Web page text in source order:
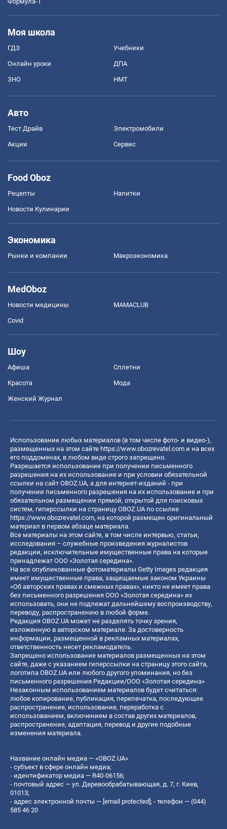
Моя школа
ГДЗ Учебники
Онлайн уроки ДПА
ЗНО НМТ
Авто
Тест Драйв Электромобили
Акции Сервис
Food Oboz
Рецепты Напитки
Новости Кулинарии
Экономика
Рынки и компании Mакроэкономика
MedOboz
Новости медицины MAMACLUB
Covid
Шоу
Афиша Сплетни
Красота Мода
Женский Журнал
Использование любых материалов (в том числе фото- и видео-),
размещенных на этом сайте https://www.obozrevatel.com и на всех
его поддоменах, в любом виде строго запрещено.
Разрешается использование при получении письменного
разрешения на их использование и при условии обязательной
ссылки на сайт OBOZ.UA, а для интернет-изданий - при
получении письменного разрешения на их использование и при
обязательном размещении прямой, открытой для поисковых
систем, гиперссылки на страницу OBOZ.UA по ссылке
https://www.obozrevatel.com, на которой размещен оригинальный
материал в первом абзаце материала.
Все материалы на этом сайте, в том числе интервью, статьи,
исследования – служебные произведения журналистов
редакции, исключительные имущественные права на которые
принадлежат ООО «Золотая середина».
На все опубликованные фотоматериалы Getty Images редакция
имеет имущественные права, защищаемые законом Украины
«Об авторских правах и смежных правах», никто не имеет права
без письменного разрешения ООО «Золотая середина» их
использовать, они не подлежат дальнейшему воспроизводству,
переводу, распространению в любой форме.
Редакция OBOZ.UA может не разделять точку зрения,
изложенную в авторском материале. За достоверность
информации, размещенной в рекламных материалах,
ответственность несет рекламодатель.
Запрещено использование материалов размещенных на этом
сайте, даже с указанием гиперссылки на страницу этого сайта,
логотипа OBOZ.UA или любого другого упоминания, но без
письменного разрешения Редакции/ООО «Золотая середина»
Незаконным использованием материалов будет считаться:
любое копирование, публикация, перепечатка, последующее
распространение, использование, переработка с
использованием, включением в состав других материалов,
распространение, адаптация, перевод и другие подобные
изменения материала.
Название онлайн медиа — «OBOZ.UA»
- субъект в сфере онлайн медиа;
- идентификатор медиа — R40-06156;
- почтовый адрес — ул. Деревообрабатывающая, д. 7, г. Киев,
01013;
- адрес электронной почты — [email protected] ; - телефон — (044)
585 46 20